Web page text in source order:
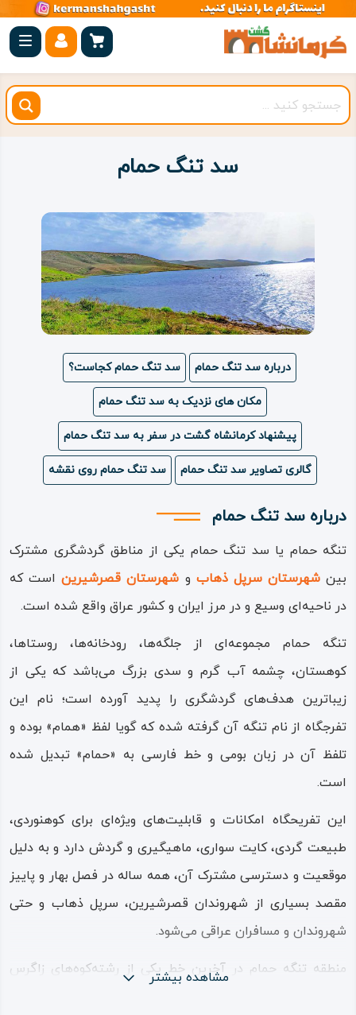
صفحه
اصلی
کرمانشاه
شهرستان
روستاهای
اقامتگاه
سد تنگ حمام
درباره سد تنگ حمام سد تنگ حمام کجاست؟
مکان های نزدیک به سد تنگ حمام
پیشنهاد کرمانشاه گشت در سفر به سد تنگ حمام
گالری تصاویر سد تنگ حمام سد تنگ حمام روی نقشه
درباره سد تنگ حمام
تنگه حمام یا سد تنگ حمام یکی از مناطق گردشگری مشترک
بینشهرستان سرپل ذهاب و شهرستان قصرشیریناست که
در ناحیه‌ای وسیع و در مرز ایران و کشور عراق واقع شده است.
تنگه حمام مجموعه‌ای از جلگه‌ها، رودخانه‌ها، روستاها،
کوهستان، چشمه آب گرم و سدی بزرگ می‌باشد که یکی از
زیباترین هدف‌های گردشگری را پدید آورده‌ است؛ نام این
تفرجگاه از نام تنگه آن گرفته شده که گویا لفظ «همام» بوده و
تلفظ آن در زبان بومی و خط فارسی به «حمام» تبدیل شده
است.
این تفریحگاه امکانات و قابلیت‌های ویژه‌ای برای کوهنوردی،
طبیعت گردی، کایت سواری، ماهیگیری و گردش دارد و به دلیل
موقعیت و دسترسی مشترک آن، همه ساله در فصل بهار و پاییز
مقصد بسیاری از شهروندان قصرشیرین، سرپل ذهاب و حتی
شهروندان و مسافران عراقی می‌شود.
منطقه تنگه حمام در آخرین خط یکی از رشته‌کوه‌های زاگرس
مشاهده بیشتر